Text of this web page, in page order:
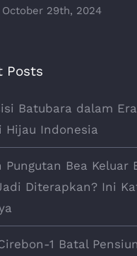
October 29th, 2024
Posts
Batubara dalam Era
Hijau Indonesia
Pungutan Bea Keluar
Diterapkan? Ini
1 Batal Pensiun